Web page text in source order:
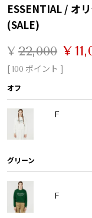
ESSENTIAL / オ
(SALE)
¥ 22,000 ¥
[100 ポイント ]
オフ
F
グリーン
F